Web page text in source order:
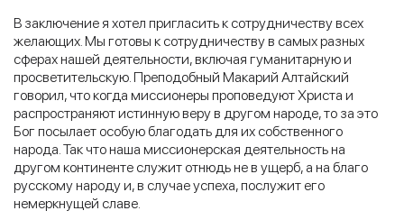
В заключение я хотел пригласить к сотрудничеству всех
желающих. Мы готовы к сотрудничеству в самых разных
сферах нашей деятельности, включая гуманитарную и
просветительскую. Преподобный Макарий Алтайский
говорил, что когда миссионеры проповедуют Христа и
распространяют истинную веру в другом народе, то за это
Бог посылает особую благодать для их собственного
народа. Так что наша миссионерская деятельность на
другом континенте служит отнюдь не в ущерб, а на благо
русскому народу и, в случае успеха, послужит его
немеркнущей славе.